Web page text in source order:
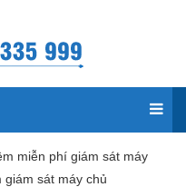
miễn phí giám sát máy
giám sát máy chủ